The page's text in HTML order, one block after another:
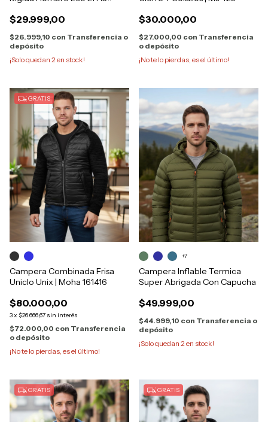
$29.999,00
$26.999,10 con Transferencia o
depósito
¡Solo quedan 2en stock!
$30.000,00
$27.000,00 con Transferencia
o depósito
¡No te lo pierdas, es el último!
GRATIS
Campera Combinada Frisa
Uniclo Unix | Moha 161416
$80.000,00
3x $26.666,67 sin interés
$72.000,00 con Transferencia
o depósito
¡No te lo pierdas, es el último!
Campera Inflable Termica
Super Abrigada Con Capucha
$49.999,00
$44.999,10 con Transferencia o
depósito
¡Solo quedan 2en stock!
+7
GRATIS GRATIS